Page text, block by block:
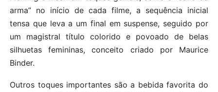
arma” no início de cada filme, a sequência inicial
tensa que leva a um final em suspense, seguido por
um magistral título colorido e povoado de belas
silhuetas femininas, conceito criado por Maurice
Binder.
Outros toques importantes são a bebida favorita do